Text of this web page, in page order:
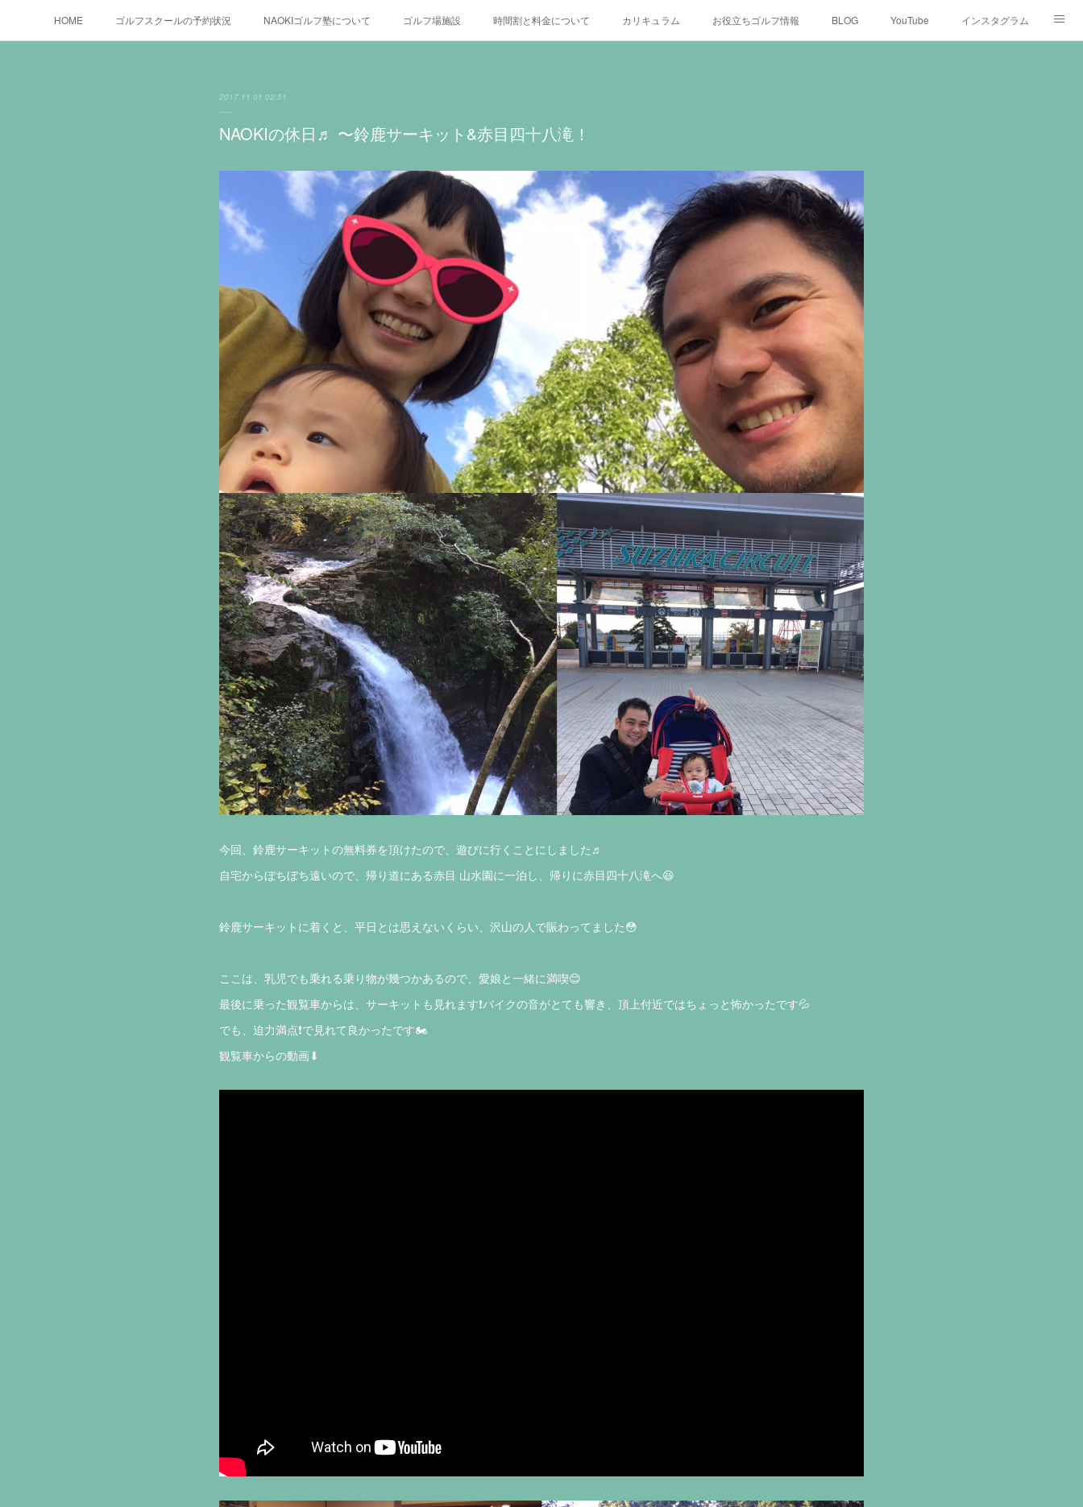
HOME ゴルフスクールの予約状況 NAOKIゴルフ塾について ゴルフ場施設 時間割と料金について カリキュラム お役立ちゴルフ情報 BLOG YouTube インスタグラム
2017.11.01 02:51
NAOKIの休日♬ 〜鈴鹿サーキット&赤目四十八滝！
今回、鈴鹿サーキットの無料券を頂けたので、遊びに行くことにしました♬
自宅からぼちぼち遠いので、帰り道にある赤目 山水園に一泊し、帰りに赤目四十八滝へ😆
鈴鹿サーキットに着くと、平日とは思えないくらい、沢山の人で賑わってました😳
ここは、乳児でも乗れる乗り物が幾つかあるので、愛娘と一緒に満喫😊
最後に乗った観覧車からは、サーキットも見れます❗️バイクの音がとても響き、頂上付近ではちょっと怖かったです💦
でも、迫力満点❗️で見れて良かったです🏍
観覧車からの動画⬇︎